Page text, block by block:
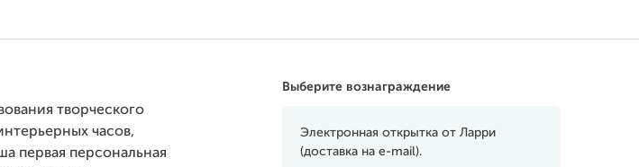
Выберите вознаграждение
Электронная открытка от Ларри
(доставка на e-mail).
творческого
часов,
первая персональная